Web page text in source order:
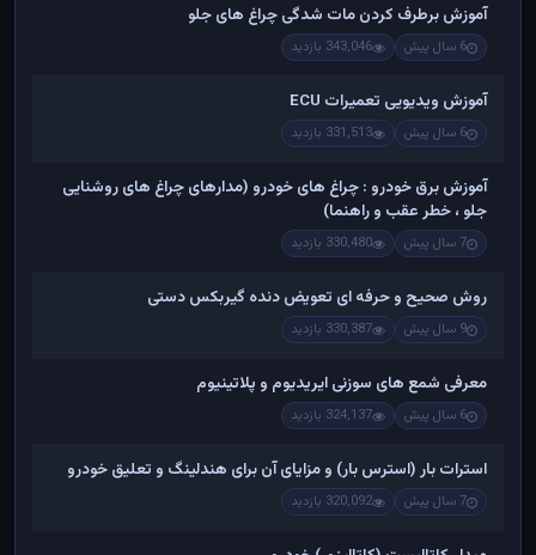
آموزش برطرف کردن مات شدگی چراغ های جلو
6 سال پیش 343,046 بازدید
آموزش ویدیویی تعمیرات ECU
6 سال پیش 331,513 بازدید
آموزش برق خودرو : چراغ های خودرو (مدارهای چراغ های روشنایی
جلو ، خطر عقب و راهنما)
7 سال پیش 330,480 بازدید
روش صحیح و حرفه ای تعویض دنده گیربکس دستی
9 سال پیش 330,387 بازدید
معرفی شمع های سوزنی ایریدیوم و پلاتینیوم
6 سال پیش 324,137 بازدید
استرات بار (استرس بار) و مزایای آن برای هندلینگ و تعلیق خودرو
7 سال پیش 320,092 بازدید